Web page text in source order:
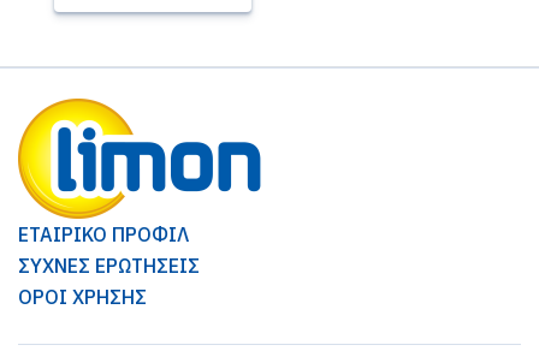
ΕΤΑΙΡΙΚΟ ΠΡΟΦΙΛ
ΣΥΧΝΕΣ ΕΡΩΤΗΣΕΙΣ
ΟΡΟΙ ΧΡΗΣΗΣ